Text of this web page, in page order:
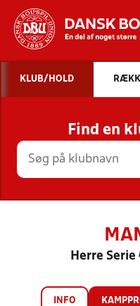
STILLINGER,
KLUB/HOLD
Find en
Herre
INFO